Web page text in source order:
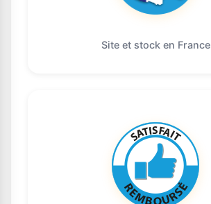
Site et stock en France